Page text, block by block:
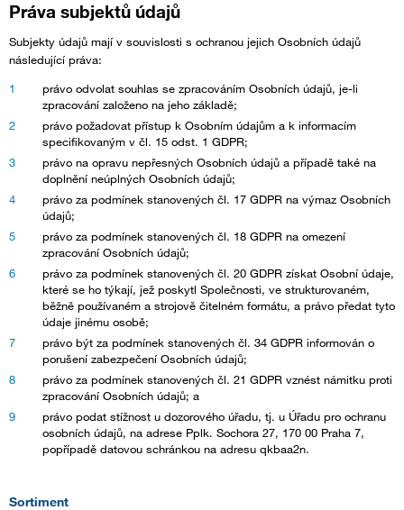
Práva subjektů údajů
Subjekty údajů mají v souvislosti s ochranou jejich Osobních údajů
následující práva:
právo odvolat souhlas se zpracováním Osobních údajů, je-li
zpracování založeno na jeho základě;
právo požadovat přístup k Osobním údajům a k informacím
specifikovaným v čl. 15 odst. 1 GDPR;
právo na opravu nepřesných Osobních údajů a případě také na
doplnění neúplných Osobních údajů;
právo za podmínek stanovených čl. 17 GDPR na výmaz Osobních
údajů;
právo za podmínek stanovených čl. 18 GDPR na omezení
zpracování Osobních údajů;
právo za podmínek stanovených čl. 20 GDPR získat Osobní údaje,
které se ho týkají, jež poskytl Společnosti, ve strukturovaném,
běžně používaném a strojově čitelném formátu, a právo předat tyto
údaje jinému osobě;
právo být za podmínek stanovených čl. 34 GDPR informován o
porušení zabezpečení Osobních údajů;
právo za podmínek stanovených čl. 21 GDPR vznést námitku proti
zpracování Osobních údajů; a
právo podat stížnost u dozorového úřadu, tj. u Úřadu pro ochranu
osobních údajů, na adrese Pplk. Sochora 27, 170 00 Praha 7,
popřípadě datovou schránkou na adresu qkbaa2n.
Sortiment